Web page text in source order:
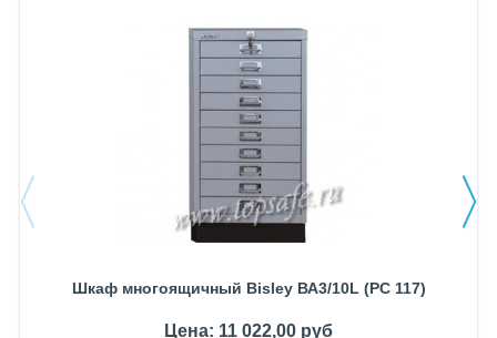
Шкаф многоящичный Bisley ВА3/10L (PC 117)
Цена: 11 022,00 руб